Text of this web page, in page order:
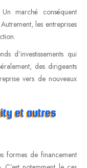
marché conséquent
les entreprises
d’investissements qui
des dirigeants
vers de nouveaux
et autres
formes de financement